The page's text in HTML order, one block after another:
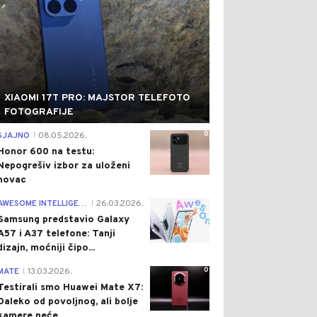
XIAOMI 17T PRO: MAJSTOR TELEFOTO
FOTOGRAFIJE
0
08.05.2026.
600 na testu:
izbor za uloženi
AWESOME INTELLIGENCE 26.03.2026.
predstavio Galaxy
i A37 telefone: Tanji
moćniji čipo...
0
13.03.2026.
smo Huawei Mate X7:
od povoljnog, ali bolje